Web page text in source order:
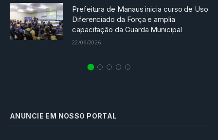
Prefeitura de Manaus inicia curso de Uso
Diferenciado da Força e amplia
capacitação da Guarda Municipal
22/06/2026
ANUNCIE EM NOSSO PORTAL